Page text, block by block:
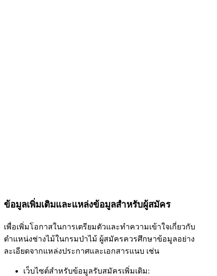
ข้อมูลเพิ่มเติมและแหล่งข้อมูลสำหรับผู้สมัคร
เพื่อเพิ่มโอกาสในการเตรียมตัวและทำความเข้าใจเกี่ยวกับ
ตำแหน่งช่างไม้ในกรมป่าไม้ ผู้สมัครควรศึกษาข้อมูลอย่าง
ละเอียดจากแหล่งประกาศและเอกสารแนบ เช่น
เว็บไซต์สำหรับข้อมูลรับสมัครเพิ่มเติม: